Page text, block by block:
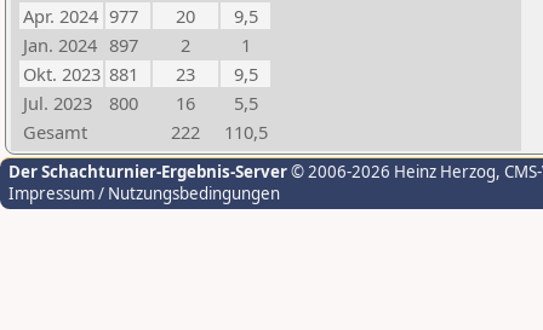
Apr. 2024 977 20
9,5
Jan. 2024 897 2
1
Okt. 2023 881 23
9,5
Jul. 2023
800 16
5,5
Gesamt
222 110,5
Der Schachturnier-Ergebnis-Server© 2006-2026 Heinz Herzog,
Impressum / Nutzungsbedingungen